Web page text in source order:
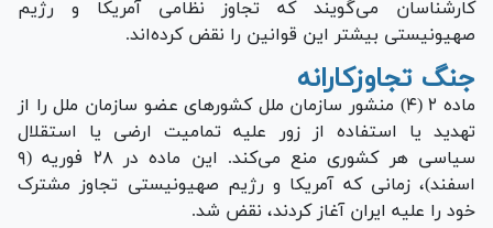
کارشناسان می‌گویند که تجاوز نظامی آمریکا و رژیم
صهیونیستی بیشتر این قوانین را نقض کرده‌اند.
جنگ تجاوزکارانه
ماده ۲ (۴) منشور سازمان ملل کشور‌های عضو سازمان ملل را از
تهدید یا استفاده از زور علیه تمامیت ارضی یا استقلال
سیاسی هر کشوری منع می‌کند. این ماده در ۲۸ فوریه (۹
اسفند)، زمانی که آمریکا و رژیم صهیونیستی تجاوز مشترک
خود را علیه ایران آغاز کردند، نقض شد.